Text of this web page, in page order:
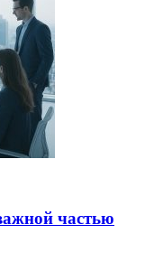
частью